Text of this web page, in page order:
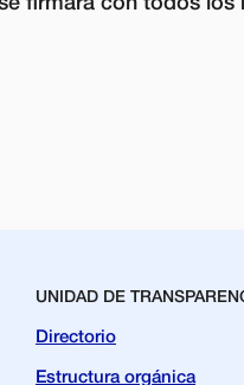
UNIDAD DE
Directorio
Estructura orgánica